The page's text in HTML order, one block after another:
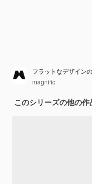
フラットなデザイン
magnific
このシリーズの他の作